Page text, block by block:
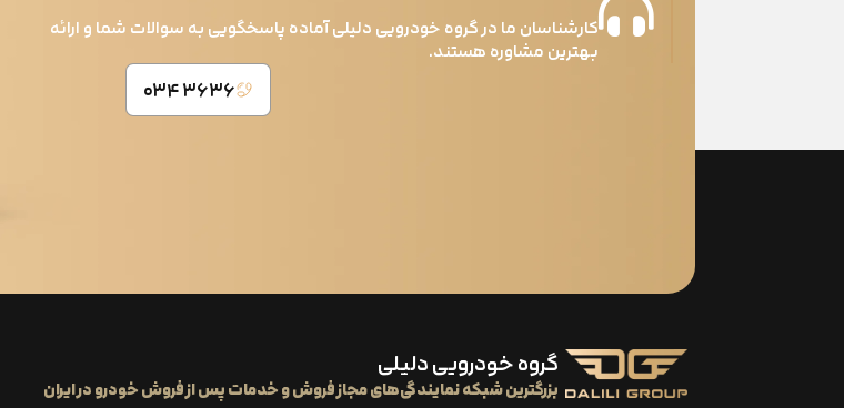
کارشناسان ما در گروه خودرویی دلیلی آماده پاسخگویی به سوالات شما و ارائه
بهترین مشاوره هستند.
۳۶۳۶ ۰۳۴
گروه خودرویی دلیلی
بزرگترین شبکه نمایندگی‌های مجاز فروش و خدمات پس‌ از فروش خودرو در ایران